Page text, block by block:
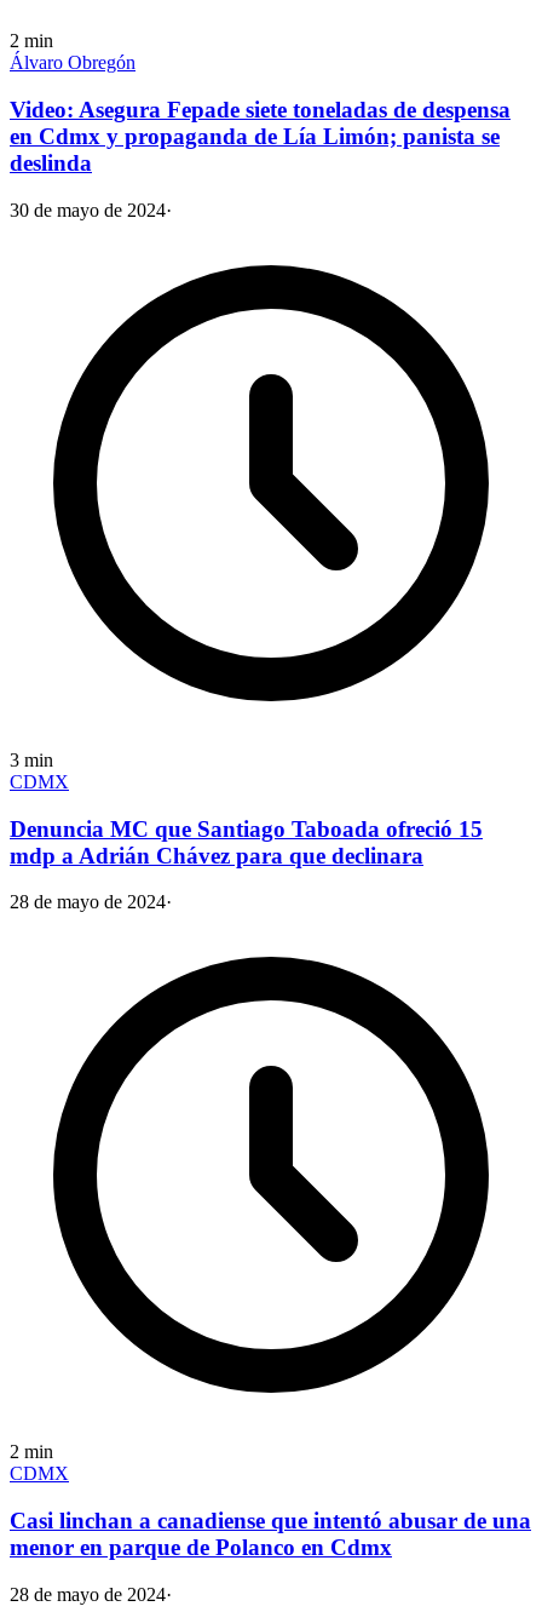
2 min
Álvaro Obregón
Video: Asegura Fepade siete toneladas de despensa
en Cdmx y propaganda de Lía Limón; panista se
deslinda
30 de mayo de 2024·
3 min
CDMX
Denuncia MC que Santiago Taboada ofreció 15
mdp a Adrián Chávez para que declinara
28 de mayo de 2024·
2 min
CDMX
Casi linchan a canadiense que intentó abusar de una
menor en parque de Polanco en Cdmx
28 de mayo de 2024·